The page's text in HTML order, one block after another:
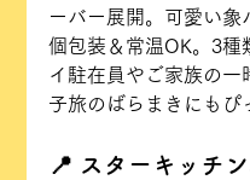
ーバー展開。可愛い象
個包装＆常温OK。3種
イ駐在員やご家族の一
子旅のばらまきにもぴ
📍 スターキッチ